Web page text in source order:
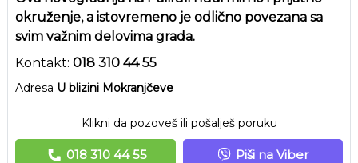
okruženje, a istovremeno je odlično povezana sa
svim važnim delovima grada.
Kontakt: 018 310 44 55
Adresa U blizini Mokranjčeve
Klikni da pozoveš ili pošalješ poruku
018 310 44 55 Piši na Viber